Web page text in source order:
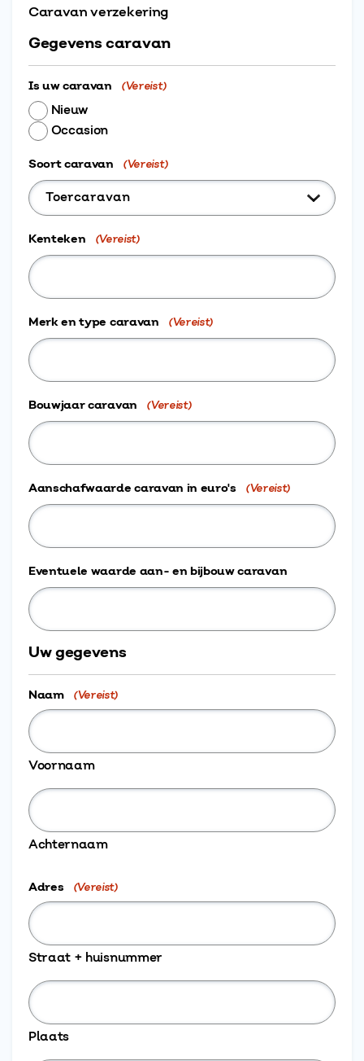
Caravan verzekering
Gegevens caravan
Is uw caravan (Vereist)
Nieuw
Occasion
Soort caravan (Vereist)
Kenteken (Vereist)
Merk en type caravan (Vereist)
Bouwjaar caravan (Vereist)
Aanschafwaarde caravan in euro's (Vereist)
Eventuele waarde aan- en bijbouw caravan
Uw gegevens
Naam (Vereist)
Voornaam
Achternaam
Adres (Vereist)
Straat + huisnummer
Plaats